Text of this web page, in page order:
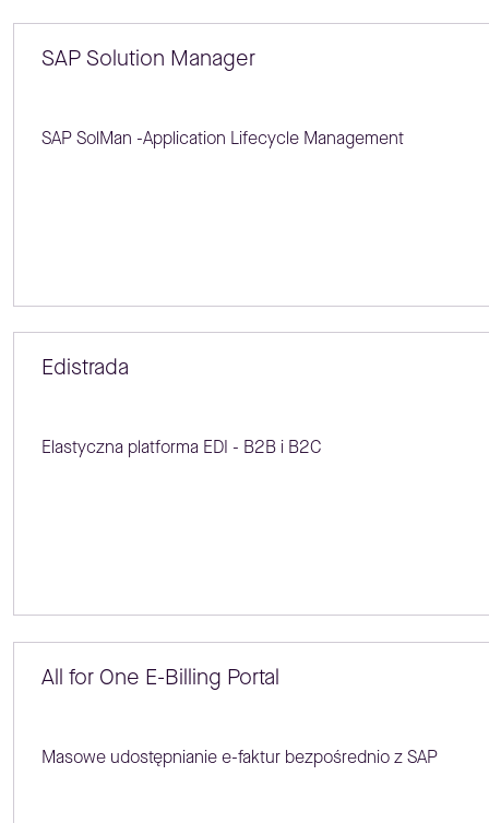
SAP Solution Manager
SAP SolMan -Application Lifecycle Management
Edistrada
Elastyczna platforma EDI - B2B i B2C
All for One E-Billing Portal
Masowe udostępnianie e-faktur bezpośrednio z SAP